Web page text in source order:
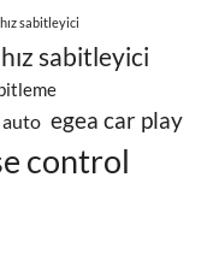
sabitleyici
sabitleyici
auto egea car play
control